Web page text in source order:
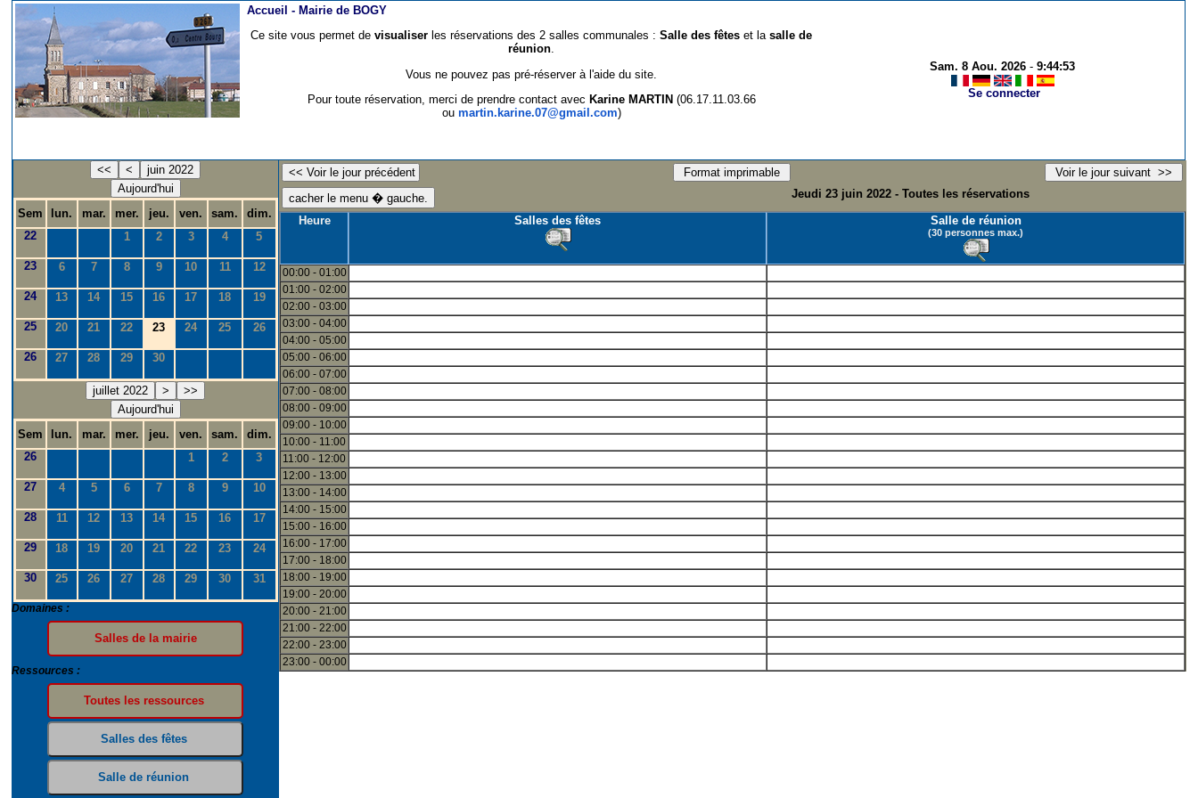
Accueil - Mairie de BOGY
Ce site vous permet devisualiser les réservations des 2 salles communales :Salle des fêtes et lasalle de
réunion.
Vous ne pouvez pas pré-réserver à l'aide du site.
Pour toute réservation, merci de prendre contact avec Karine MARTIN (06.17.11.03.66
ou martin.karine.07@gmail.com)
Sam. 8 Aou. 2026 -9:44:53
Se connecter
<< <
juin 2022
Aujourd'hui
Sem
lun. mar. mer. jeu. ven. sam.
dim.
22
1 2 3 4 5
23 6 7 8 9 10 11 12
24 13 14 15 16 17 18 19
25 20 21 22 23 24 25 26
26 27 28 29 30
juillet 2022 >
>>
Aujourd'hui
Sem
lun. mar. mer. jeu. ven. sam.
dim.
26
1 2 3
27 4 5 6 7 8 9 10
28 11 12 13 14 15 16 17
29 18 19 20 21 22 23 24
30 25 26 27 28 29 30 31
Domaines :
Ressources :
Jeudi 23 juin 2022 - Toutes les réservations
Heure
Salles des fêtes Salle de réunion
(30 personnes max.)
00:00 - 01:00
01:00 - 02:00
02:00 - 03:00
03:00 - 04:00
04:00 - 05:00
05:00 - 06:00
06:00 - 07:00
07:00 - 08:00
08:00 - 09:00
09:00 - 10:00
10:00 - 11:00
11:00 - 12:00
12:00 - 13:00
13:00 - 14:00
14:00 - 15:00
15:00 - 16:00
16:00 - 17:00
17:00 - 18:00
18:00 - 19:00
19:00 - 20:00
20:00 - 21:00
21:00 - 22:00
22:00 - 23:00
23:00 - 00:00